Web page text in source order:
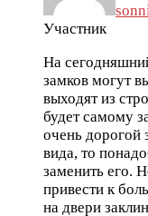
Участник
На
замков могут
выходят из
будет самому
очень дорогой
вида, то
заменить его.
привести к
на двери